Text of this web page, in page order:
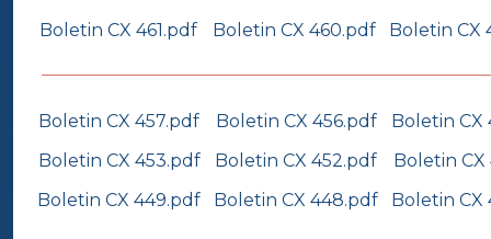
Boletin CX 461.pdf
Boletin CX 460.pdf Boletin CX
Boletin CX 457.pdf Boletin CX 456.pdf
Boletin CX
Boletin CX 453.pdf
Boletin CX 452.pdf
Boletin CX
Boletin CX 449.pdf
Boletin CX 448.pdf Boletin CX